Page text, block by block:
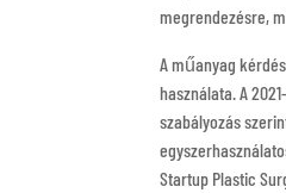
megrendezésre,
A műanyag
használata. A
szabályozás
Startup Plastic